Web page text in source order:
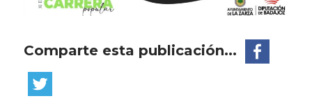
Comparte esta publicación...